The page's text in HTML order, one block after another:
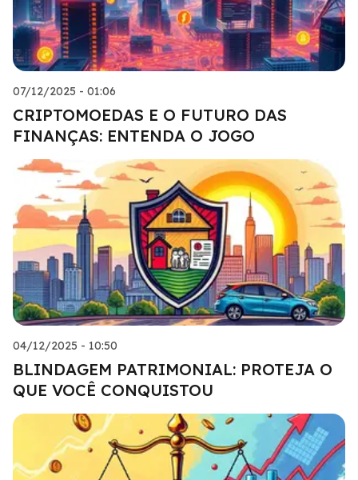
07/12/2025 - 01:06
CRIPTOMOEDAS E O FUTURO DAS
FINANÇAS: ENTENDA O JOGO
04/12/2025 - 10:50
BLINDAGEM PATRIMONIAL: PROTEJA O
QUE VOCÊ CONQUISTOU